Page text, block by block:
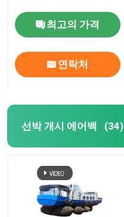
최고의 가격
연락처
선박 개시 에어백 (34)